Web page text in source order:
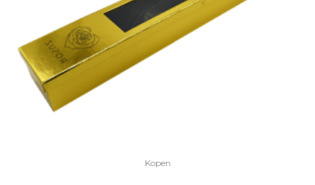
Kopen